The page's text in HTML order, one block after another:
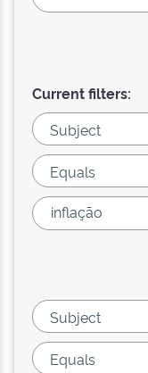
Current filters: